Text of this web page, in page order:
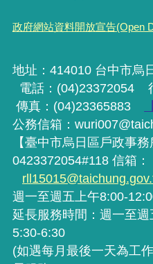
政府網站資料開放宣告(Open
地址：414010 台中市烏
電話：(04)23372054
傳真：(04)23365883
公務信箱：
【臺中市烏日區戶政事務
0423372054#118 信箱：
週一至週五上午8:00-
延長服務時間：週一至
5:30-6:30
(如遇每月最後一天為工